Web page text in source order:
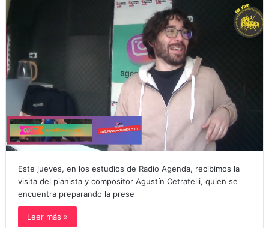
Este jueves, en los estudios de Radio Agenda, recibimos la
visita del pianista y compositor Agustín Cetratelli, quien se
encuentra preparando la prese
Leer más »